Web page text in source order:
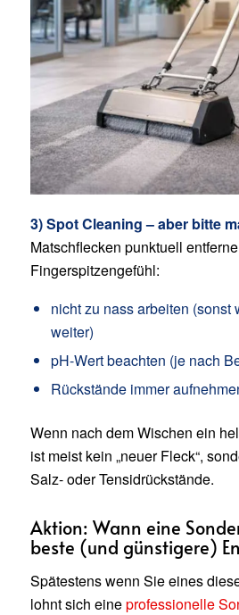
3) Spot Cleaning – aber bitte
Matschflecken punktuell
Fingerspitzengefühl:
nicht zu nass arbeiten (sonst
weiter)
pH-Wert beachten (je nach
Rückstände immer
Wenn nach dem Wischen ein
ist meist kein „neuer Fleck“,
Salz- oder Tensidrückstände.
Aktion: Wann eine
beste (und günstigere)
Spätestens wenn Sie eines
lohnt sich eineprofessionelle